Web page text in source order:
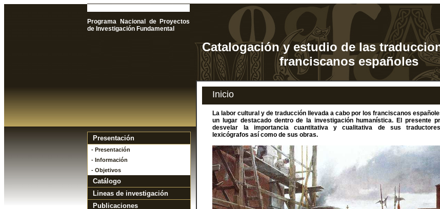
Programa Nacional de Proyectos
de Investigación Fundamental
Catalogación y estudio de las
franciscanos españoles
Presentación
- Presentación
- Información
- Objetivos
Catálogo
Lineas de investigación
Publicaciones
Inicio
La labor cultural y de traducción llevada a cabo por los franciscanos
un lugar destacado dentro de la investigación humanística. El presente
desvelar la importancia cuantitativa y cualitativa de sus
lexicógrafos así como de sus obras.